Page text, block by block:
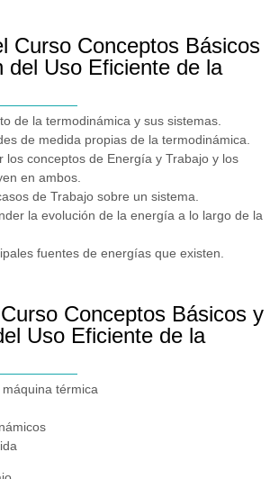
Curso Conceptos Básicos
del Uso Eficiente de la
de la termodinámica y sus sistemas.
de medida propias de la termodinámica.
los conceptos de Energía y Trabajo y los
en ambos.
de Trabajo sobre un sistema.
la evolución de la energía a lo largo de la
fuentes de energías que existen.
Conceptos Básicos y
Uso Eficiente de la
térmica